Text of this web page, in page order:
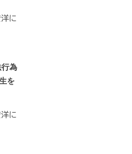
に
為
を
に